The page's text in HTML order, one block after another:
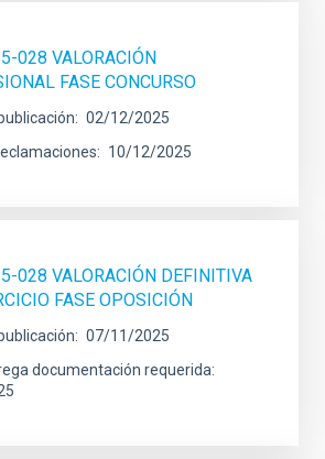
028 VALORACIÓN
FASE CONCURSO
02/12/2025
10/12/2025
028 VALORACIÓN DEFINITIVA
FASE OPOSICIÓN
07/11/2025
documentación requerida